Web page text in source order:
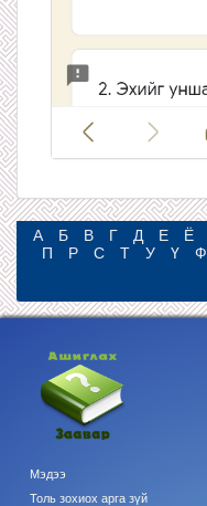
А Б В Г Д Е Ё
П
Р С Т У Ү Ф
Мэдээ
Толь зохиох арга зүй